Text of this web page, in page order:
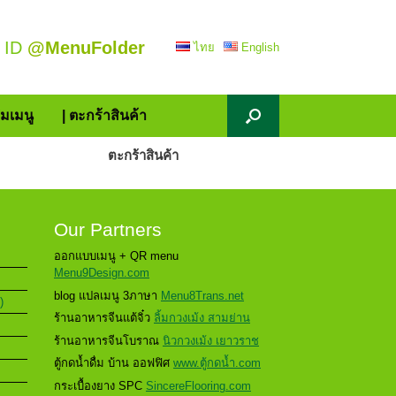
ID @MenuFolder ไทย English
เมนู | ตะกร้าสินค้า
ตะกร้าสินค้า
Our Partners
ออกแบบเมนู + QR menu
Menu9Design.com
blog แปลเมนู 3ภาษา Menu8Trans.net
ร้านอาหารจีนแต้จิ๋ว ลิ้มกวงเม้ง สามย่าน
ร้านอาหารจีนโบราณ นิวกวงเม้ง เยาวราช
ตู้กดน้ำดื่ม บ้าน ออฟฟิศ www.ตู้กดน้ำ.com
กระเบื้องยาง SPC SincereFlooring.com